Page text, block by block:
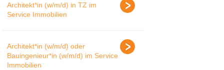
Architekt*in (w/m/d) in TZ im
Service Immobilien
Architekt*in (w/m/d) oder
Bauingenieur*in (w/m/d) im Service
Immobilien